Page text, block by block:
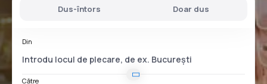
Dus-întors Doar dus
Din
Către